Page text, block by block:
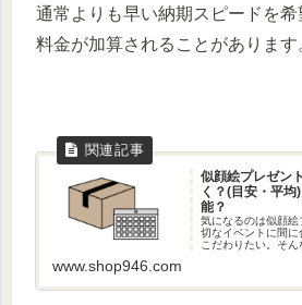
通常よりも早い納期スピードを
料金が加算されることがあります
似顔絵プレゼン
く？(目安・平
能？
気になるのは似顔
切なイベントに間
こだわりたい。そん
www.shop946.com